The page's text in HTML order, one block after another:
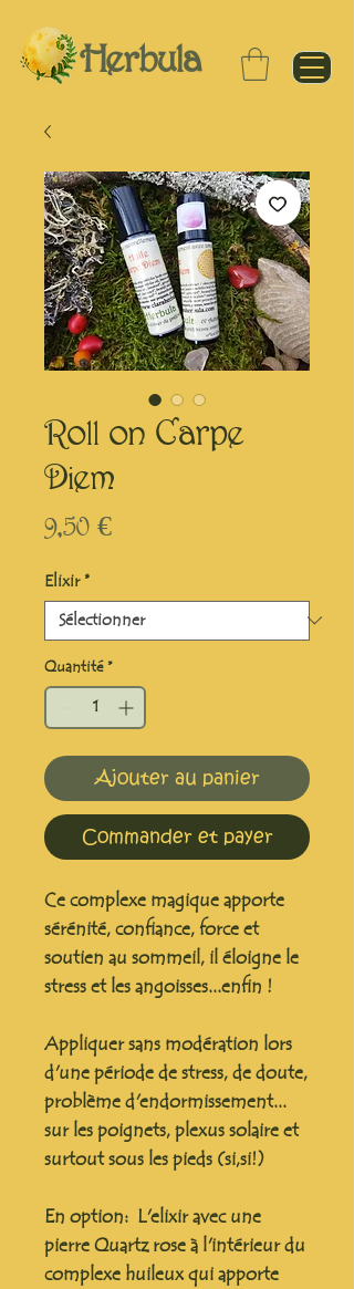
Herbula
Roll on Carpe
Diem
9,50 €Prix
Elixir *
Quantité *
Ajouter au panier
Commander et payer
Ce complexe magique apporte
sérénité, confiance, force et
soutien au sommeil, il éloigne le
stress et les angoisses...enfin !
Appliquer sans modération lors
d'une période de stress, de doute,
problème d'endormissement...
sur les poignets, plexus solaire et
surtout sous les pieds (si,si!)
En option: L'elixir avec une
pierre Quartz rose à l'intérieur du
complexe huileux qui apporte